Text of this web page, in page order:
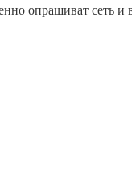
опрашиват сеть